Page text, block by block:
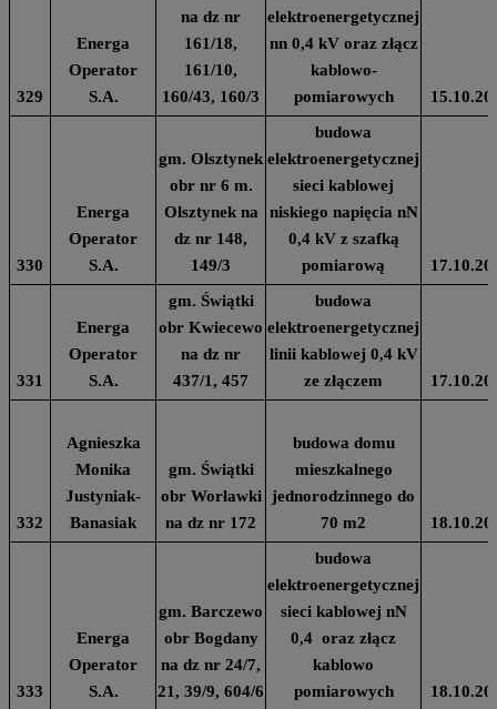
329
Energa
Operator
S.A.
na dz nr
161/18,
161/10,
160/43, 160/3
elektroenergetycznej
nn 0,4 kV oraz złącz
kablowo-
pomiarowych
330
Energa
Operator
S.A.
gm. Olsztynek
obr nr 6 m.
Olsztynek na
dz nr 148,
149/3
budowa
elektroenergetycznej
sieci kablowej
niskiego napięcia nN
0,4 kV z szafką
pomiarową
331
Energa
Operator
S.A.
gm. Świątki
obr Kwiecewo
na dz nr
437/1, 457
budowa
elektroenergetycznej
linii kablowej 0,4 kV
ze złączem
332
Agnieszka
Monika
Justyniak-
Banasiak
gm. Świątki
obr Worławki
na dz nr 172
budowa domu
mieszkalnego
jednorodzinnego do
70 m2
333
Energa
Operator
S.A.
gm. Barczewo
obr Bogdany
na dz nr 24/7,
21, 39/9, 604/6
budowa
elektroenergetycznej
sieci kablowej nN
0,4 oraz złącz
kablowo
pomiarowych